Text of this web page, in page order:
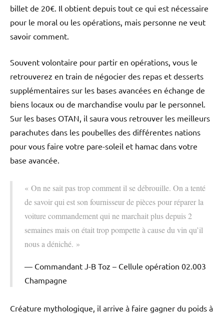
billet de 20€. Il obtient depuis tout ce qui est nécessaire
pour le moral ou les opérations, mais personne ne veut
savoir comment.
Souvent volontaire pour partir en opérations, vous le
retrouverez en train de négocier des repas et desserts
supplémentaires sur les bases avancées en échange de
biens locaux ou de marchandise voulu par le personnel.
Sur les bases OTAN, il saura vous retrouver les meilleurs
parachutes dans les poubelles des différentes nations
pour vous faire votre pare-soleil et hamac dans votre
base avancée.
« On ne sait pas trop comment il se débrouille. On a tenté
de savoir qui est son fournisseur de pièces pour réparer la
voiture commandement qui ne marchait plus depuis 2
semaines mais on était trop pompette à cause du vin qu’il
nous a déniché. »
Commandant J-B Toz – Cellule opération 02.003
Champagne
Créature mythologique, il arrive à faire gagner du poids à